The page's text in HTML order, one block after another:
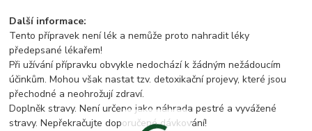
Další informace:
Tento přípravek není lék a nemůže proto nahradit léky
předepsané lékařem!
Při užívání přípravku obvykle nedochází k žádným nežádoucím
účinkům. Mohou však nastat tzv. detoxikační projevy, které jsou
přechodné a neohrožují zdraví.
Doplněk stravy. Není určeno jako náhrada pestré a vyvážené
stravy. Nepřekračujte doporučené dávkování!